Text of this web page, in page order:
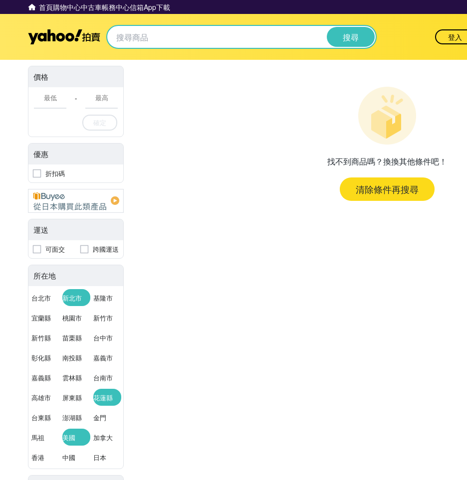
首頁購物中心中古車帳務中心信箱App下載
Yahoo拍賣 搜尋 登入
價格
-
確定
優惠
折扣碼
運送
可面交 跨國運送
所在地
台北市 新北市 基隆市
宜蘭縣 桃園市 新竹市
新竹縣 苗栗縣 台中市
彰化縣 南投縣 嘉義市
嘉義縣 雲林縣 台南市
高雄市 屏東縣 花蓮縣
台東縣 澎湖縣 金門
馬祖 美國 加拿大
香港 中國 日本
找不到商品嗎？換換其他條件吧！
清除條件再搜尋